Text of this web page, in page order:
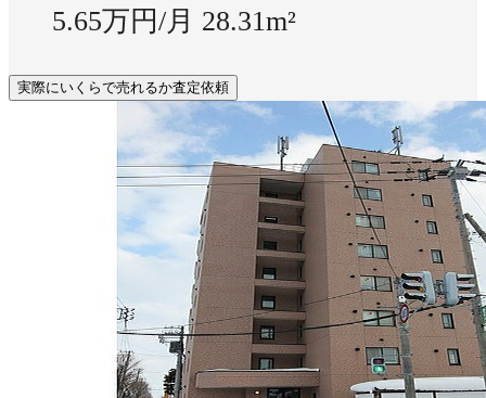
5.65万円/月 28.31m²
実際にいくらで売れるか査定依頼